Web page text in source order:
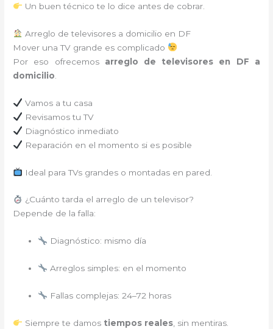
Un buen técnico te lo dice antes de cobrar.
Arreglo de televisores a domicilio en DF
Mover una TV grande es complicado
Por eso ofrecemos arreglo de televisores en DF a
domicilio
Vamos a tu casa
Revisamos tu TV
Diagnóstico inmediato
Reparación en el momento si es posible
Ideal para TVs grandes o montadas en pared.
¿Cuánto tarda el arreglo de un televisor?
Depende de la falla:
Diagnóstico: mismo día
Arreglos simples: en el momento
Fallas complejas: 24–72 horas
Siempre te damos tiempos reales, sin mentiras.